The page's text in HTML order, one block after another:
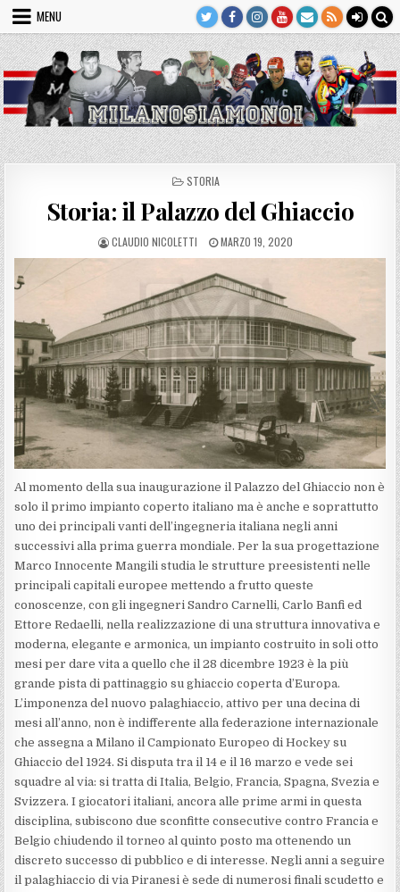
Skip
content
MENU
POSTED
STORIA
Storia: il Palazzo del Ghiaccio
AUTHOR:
CLAUDIO NICOLETTI
PUBLISHED
DATE:
MARZO 19, 2020
Al momento della sua inaugurazione il Palazzo del Ghiaccio non è
solo il primo impianto coperto italiano ma è anche e soprattutto
uno dei principali vanti dell’ingegneria italiana negli anni
successivi alla prima guerra mondiale. Per la sua progettazione
Marco Innocente Mangili studia le strutture preesistenti nelle
principali capitali europee mettendo a frutto queste
conoscenze, con gli ingegneri Sandro Carnelli, Carlo Banfi ed
Ettore Redaelli, nella realizzazione di una struttura innovativa e
moderna, elegante e armonica, un impianto costruito in soli otto
mesi per dare vita a quello che il 28 dicembre 1923 è la più
grande pista di pattinaggio su ghiaccio coperta d’Europa.
L’imponenza del nuovo palaghiaccio, attivo per una decina di
mesi all’anno, non è indifferente alla federazione internazionale
che assegna a Milano il Campionato Europeo di Hockey su
Ghiaccio del 1924. Si disputa tra il 14 e il 16 marzo e vede sei
squadre al via: si tratta di Italia, Belgio, Francia, Spagna, Svezia e
Svizzera. I giocatori italiani, ancora alle prime armi in questa
disciplina, subiscono due sconfitte consecutive contro Francia e
Belgio chiudendo il torneo al quinto posto ma ottenendo un
discreto successo di pubblico e di interesse. Negli anni a seguire
il palaghiaccio di via Piranesi è sede di numerosi finali scudetto e